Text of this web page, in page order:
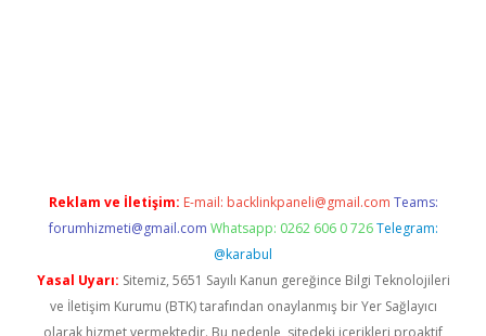
Reklam ve İletişim: E-mail: backlinkpaneli@gmail.com Teams:
forumhizmeti@gmail.com Whatsapp: 0262 606 0 726 Telegram:
@karabul
Yasal Uyarı: Sitemiz, 5651 Sayılı Kanun gereğince Bilgi Teknolojileri
ve İletişim Kurumu (BTK) tarafından onaylanmış bir Yer Sağlayıcı
olarak hizmet vermektedir. Bu nedenle, sitedeki içerikleri proaktif